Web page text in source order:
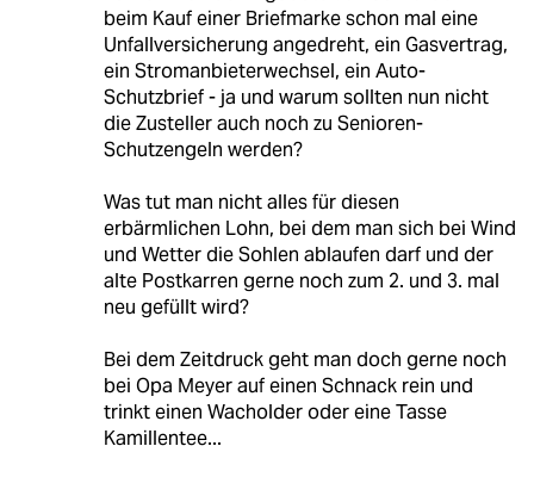
beim Kauf einer Briefmarke schon mal eine
Unfallversicherung angedreht, ein Gasvertrag,
ein Stromanbieterwechsel, ein Auto-
Schutzbrief - ja und warum sollten nun nicht
die Zusteller auch noch zu Senioren-
Schutzengeln werden?
Was tut man nicht alles für diesen
erbärmlichen Lohn, bei dem man sich bei Wind
und Wetter die Sohlen ablaufen darf und der
alte Postkarren gerne noch zum 2. und 3. mal
neu gefüllt wird?
Bei dem Zeitdruck geht man doch gerne noch
bei Opa Meyer auf einen Schnack rein und
trinkt einen Wacholder oder eine Tasse
Kamillentee...